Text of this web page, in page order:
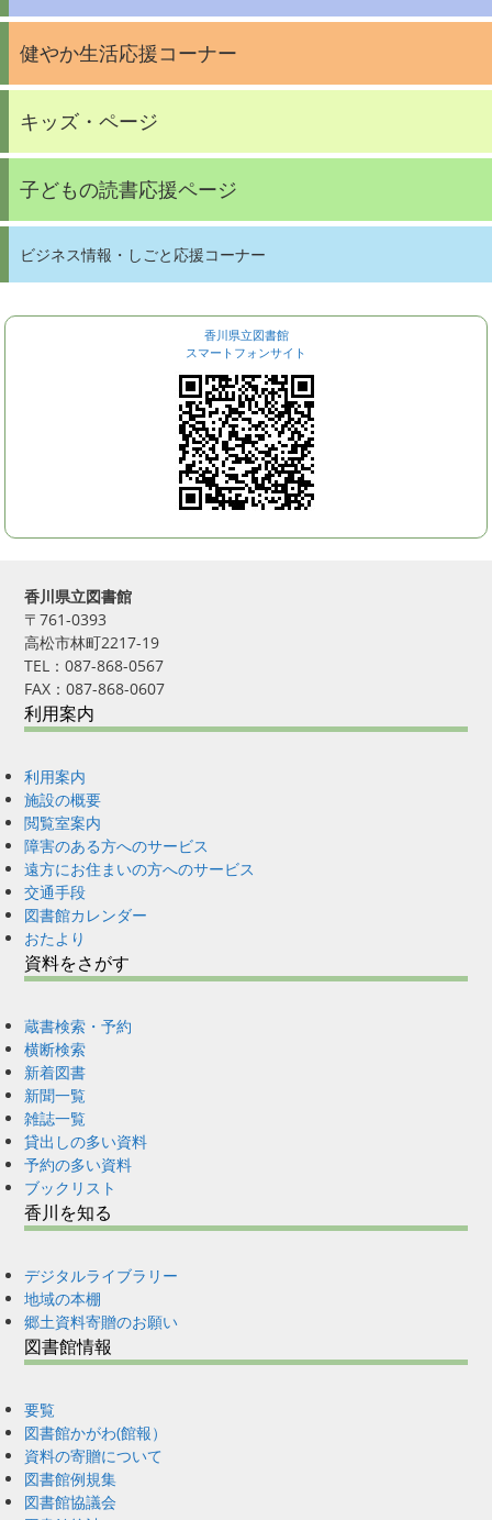
健やか生活応援コーナー
キッズ・ページ
子どもの読書応援ページ
ビジネス情報・しごと応援コーナー
香川県立図書館
スマートフォンサイト
香川県立図書館
〒761-0393
高松市林町2217-19
TEL：087-868-0567
FAX：087-868-0607
利用案内
利用案内
施設の概要
閲覧室案内
障害のある方へのサービス
遠方にお住まいの方へのサービス
交通手段
図書館カレンダー
おたより
資料をさがす
蔵書検索・予約
横断検索
新着図書
新聞一覧
雑誌一覧
貸出しの多い資料
予約の多い資料
ブックリスト
香川を知る
デジタルライブラリー
地域の本棚
郷土資料寄贈のお願い
図書館情報
要覧
図書館かがわ(館報）
資料の寄贈について
図書館例規集
図書館協議会